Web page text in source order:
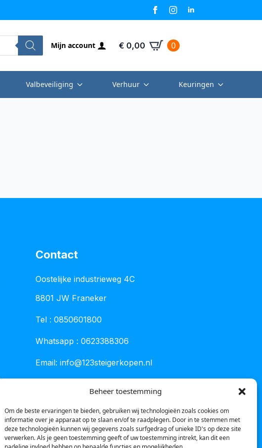
Beheer toestemming
Om de beste ervaringen te bieden, gebruiken wij technologieën zoals cookies om
informatie over je apparaat op te slaan en/of te raadplegen. Door in te stemmen met
deze technologieën kunnen wij gegevens zoals surfgedrag of unieke ID's op deze site
verwerken. Als je geen toestemming geeft of uw toestemming intrekt, kan dit een
Mijn account € 0,00 0
Valbeveiliging Verhuur Keuringen
Contact
Oostelijke industrieweg 4C
8801 JW Franeker
Tel : 0850601800
Whatsapp : 0623388306
Email: info@123steigerkopen.nl